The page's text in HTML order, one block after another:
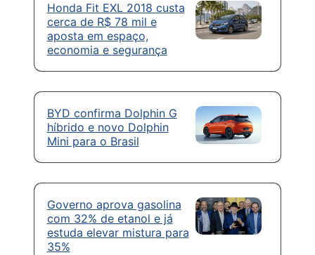
Honda Fit EXL 2018 custa
cerca de R$ 78 mil e
aposta em espaço,
economia e segurança
BYD confirma Dolphin G
híbrido e novo Dolphin
Mini para o Brasil
Governo aprova gasolina
com 32% de etanol e já
estuda elevar mistura para
35%